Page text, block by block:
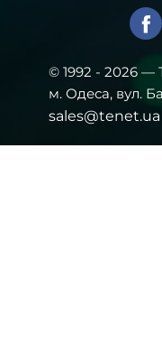
© 1992 - 2026 —
м. Одеса, вул.
sales@tenet.ua